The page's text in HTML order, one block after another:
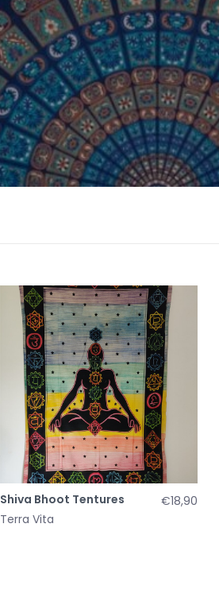
Shiva Bhoot Tentures
Terra Vita
€18,90